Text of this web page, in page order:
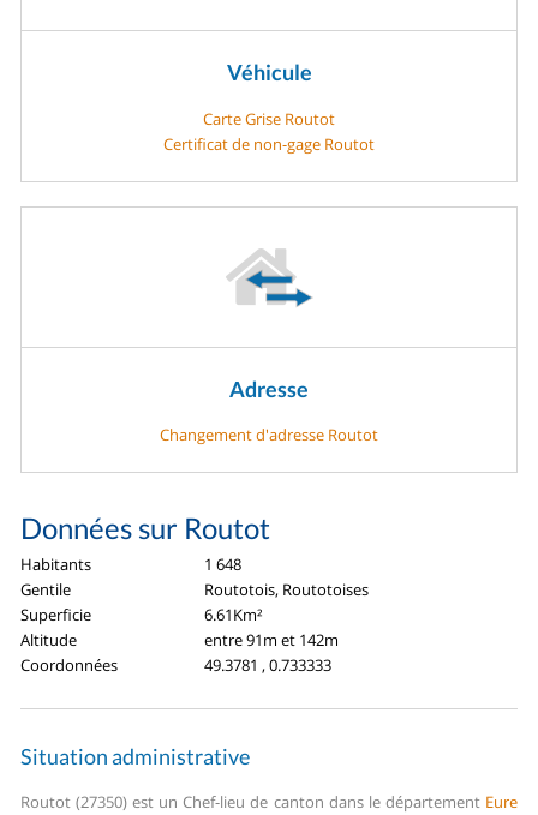
Véhicule
Carte Grise Routot
Certificat de non-gage Routot
Adresse
Changement d'adresse Routot
Données sur Routot
Habitants
1 648
Gentile
Routotois, Routotoises
Superficie
6.61Km²
Altitude
entre 91m et 142m
Coordonnées
49.3781 , 0.733333
Situation administrative
Routot (27350) est un Chef-lieu de canton dans le département Eure